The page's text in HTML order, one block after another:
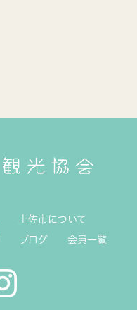
土佐市について
ブログ 会員一覧